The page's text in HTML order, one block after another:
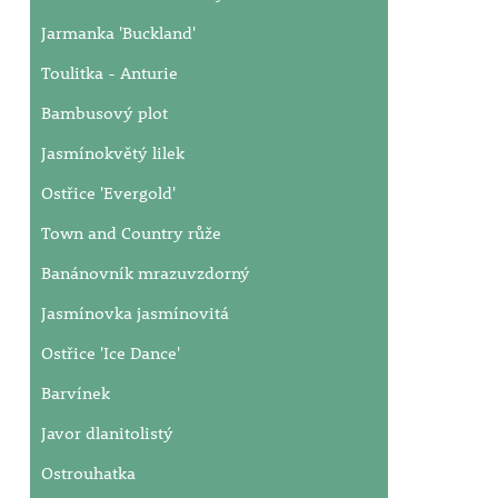
Jarmanka 'Buckland'
Toulitka - Anturie
Bambusový plot
Jasmínokvětý lilek
Ostřice 'Evergold'
Town and Country růže
Banánovník mrazuvzdorný
Jasmínovka jasmínovitá
Ostřice 'Ice Dance'
Barvínek
Javor dlanitolistý
Ostrouhatka